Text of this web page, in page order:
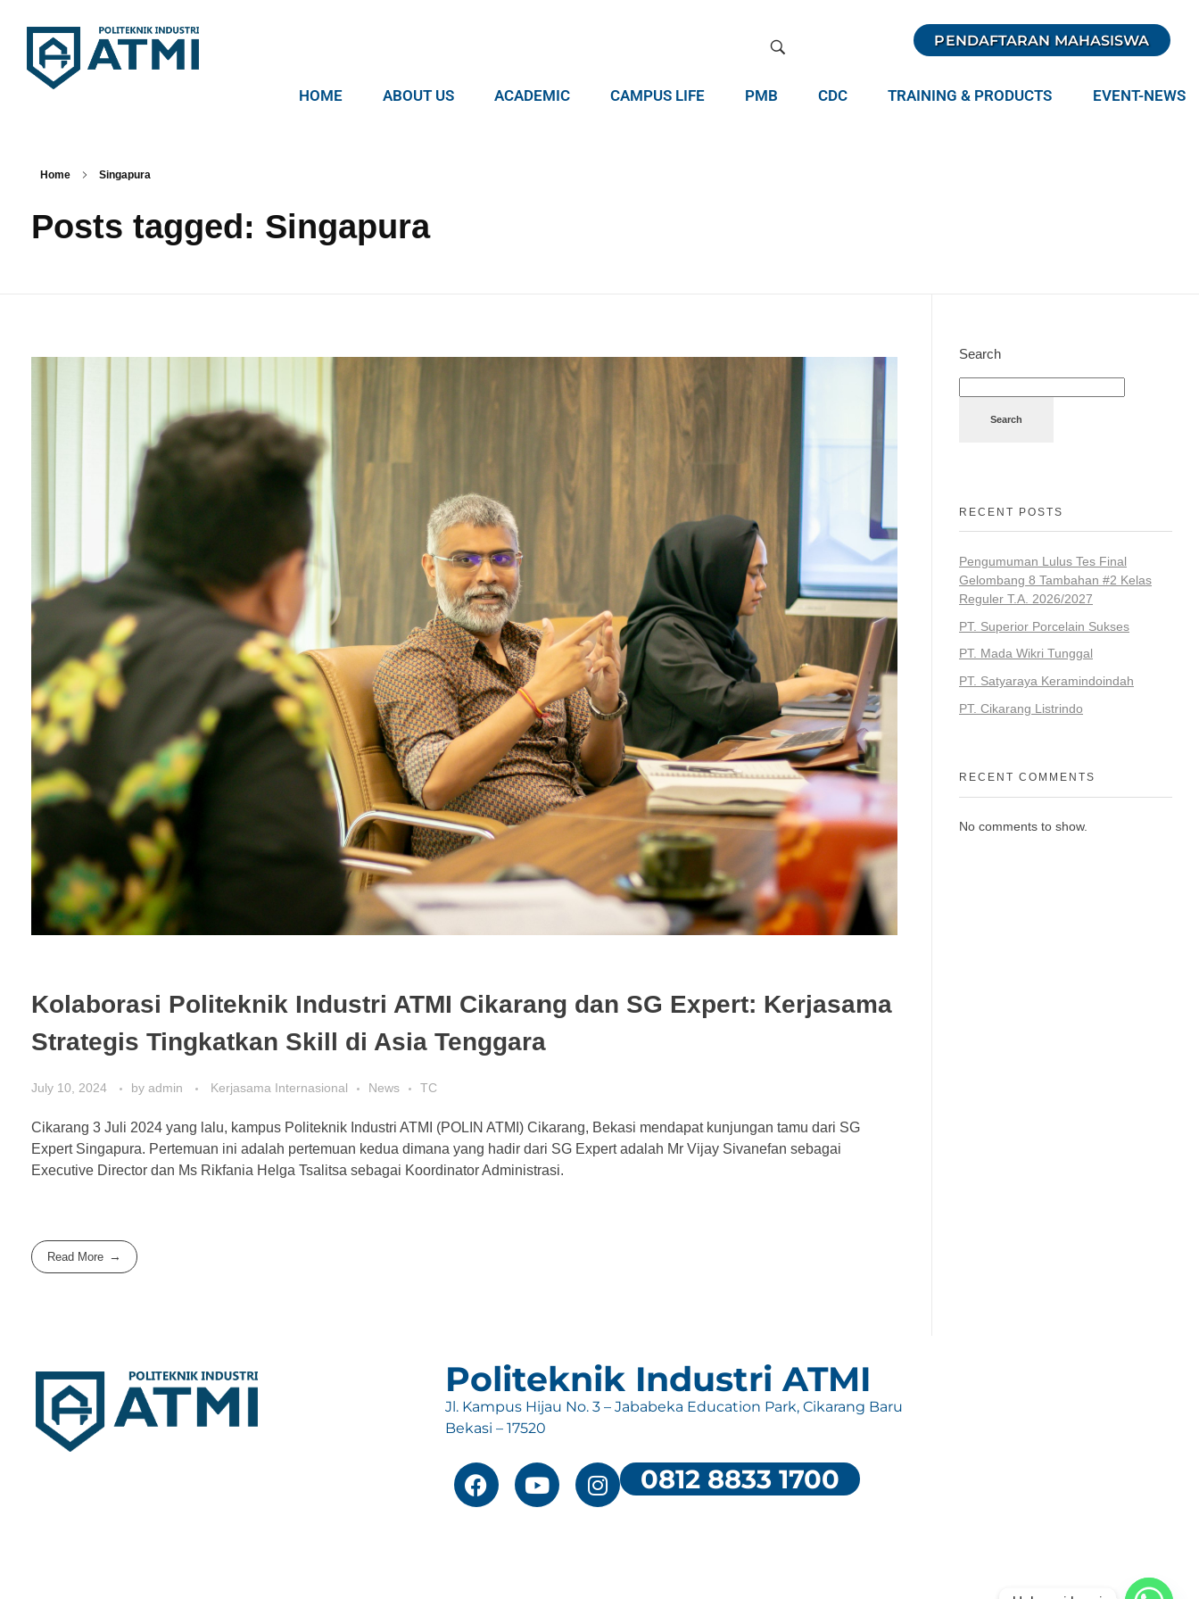
PENDAFTARAN MAHASISWA
HOME ABOUT US ACADEMIC CAMPUS LIFE PMB CDC TRAINING & PRODUCTS EVENT-NEWS
Home Singapura
Posts tagged: Singapura
Kolaborasi Politeknik Industri ATMI Cikarang dan SG Expert: Kerjasama
Strategis Tingkatkan Skill di Asia Tenggara
July 10, 2024 by admin Kerjasama Internasional News TC
Cikarang 3 Juli 2024 yang lalu, kampus Politeknik Industri ATMI (POLIN ATMI) Cikarang, Bekasi mendapat kunjungan tamu dari SG
Expert Singapura. Pertemuan ini adalah pertemuan kedua dimana yang hadir dari SG Expert adalah Mr Vijay Sivanefan sebagai
Executive Director dan Ms Rikfania Helga Tsalitsa sebagai Koordinator Administrasi.
Read More
Search
Search
RECENT POSTS
Pengumuman Lulus Tes Final
Gelombang 8 Tambahan #2 Kelas
Reguler T.A. 2026/2027
PT. Superior Porcelain Sukses
PT. Mada Wikri Tunggal
PT. Satyaraya Keramindoindah
PT. Cikarang Listrindo
RECENT COMMENTS
No comments to show.
Politeknik Industri ATMI
Jl. Kampus Hijau No. 3 – Jababeka Education Park, Cikarang Baru
Bekasi – 17520
0812 8833 1700